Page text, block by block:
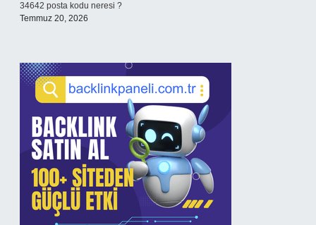
34642 posta kodu neresi ?
Temmuz 20, 2026